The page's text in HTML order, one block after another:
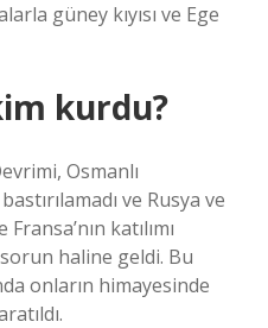
güney kıyısı ve Ege
kurdu?
Osmanlı
ve Rusya ve
katılımı
haline geldi. Bu
onların himayesinde